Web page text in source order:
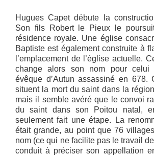
Hugues Capet débute la
Son fils Robert le Pieux le
résidence royale. Une église
Baptiste est également construite à
l’emplacement de l’église actuelle.
change alors son nom pour celui
évêque d’Autun assassiné en 678.
situent la mort du saint dans la
mais il semble avéré que le convoi
du saint dans son Poitou natal,
seulement fait une étape. La
était grande, au point que 76
nom (ce qui ne facilite pas le travail
conduit à préciser son appellation